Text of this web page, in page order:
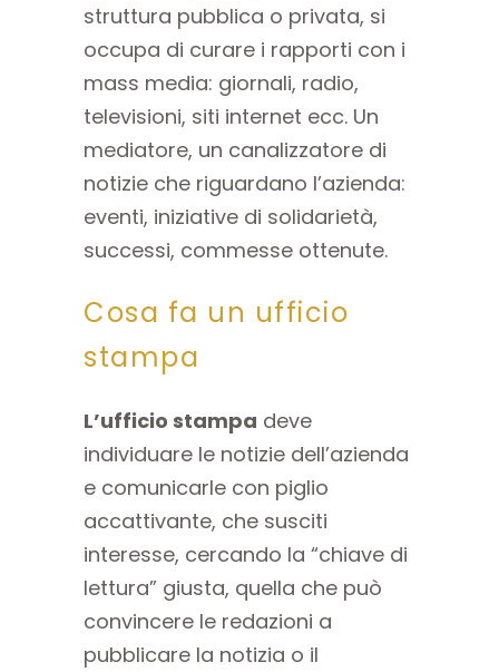
struttura pubblica o privata, si
occupa di curare i rapporti con i
mass media: giornali, radio,
televisioni, siti internet ecc. Un
mediatore, un canalizzatore di
notizie che riguardano l’azienda:
eventi, iniziative di solidarietà,
successi, commesse ottenute.
Cosa fa un ufficio
stampa
L’ufficio stampa deve
individuare le notizie dell’azienda
e comunicarle con piglio
accattivante, che susciti
interesse, cercando la “chiave di
lettura” giusta, quella che può
convincere le redazioni a
pubblicare la notizia o il